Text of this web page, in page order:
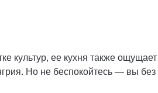
культур, ее кухня также
Но не беспокойтесь — вы